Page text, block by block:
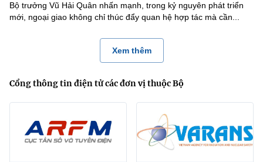
Bộ trưởng Vũ Hải Quân nhấn mạnh, trong kỷ nguyên phát triển
mới, ngoại giao không chỉ thúc đẩy quan hệ hợp tác mà cần...
Xem thêm
Cổng thông tin điện tử các đơn vị thuộc Bộ